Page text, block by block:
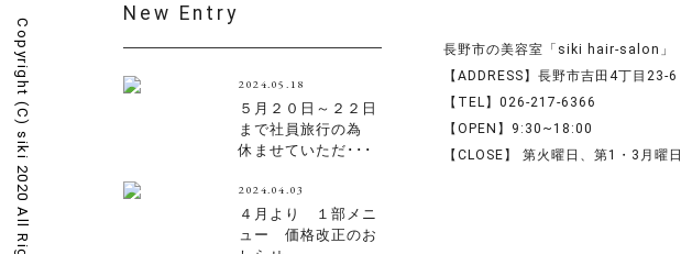
長野市の美容室「siki hair-salon」
【ADDRESS】長野市吉田4丁目23-6
【TEL】026-217-6366
【OPEN】9:30~18:00
【CLOSE】 第火曜日、第1・3月曜日
New Entry
2024.05.18
５月２０日～２２日
まで社員旅行の為
休ませていただ･･･
2024.04.03
４月より １部メニ
ュー 価格改正のお
Copyright (C)